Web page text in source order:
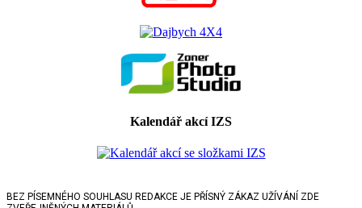
Kalendář akcí IZS
BEZ PÍSEMNÉHO SOUHLASU REDAKCE JE PŘÍSNÝ ZÁKAZ UŽÍVÁNÍ ZDE